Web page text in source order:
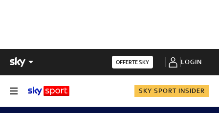
OFFERTE SKY LOGIN
SKY SPORT INSIDER